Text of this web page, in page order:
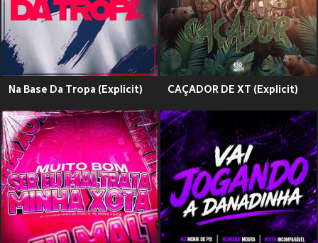
Na Base Da Tropa (Explicit) CAÇADOR DE XT (Explicit)